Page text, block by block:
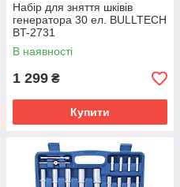
Набір для зняття шківів
генератора 30 ел. BULLTECH
BT-2731
В наявності
1 299 ₴
Купити